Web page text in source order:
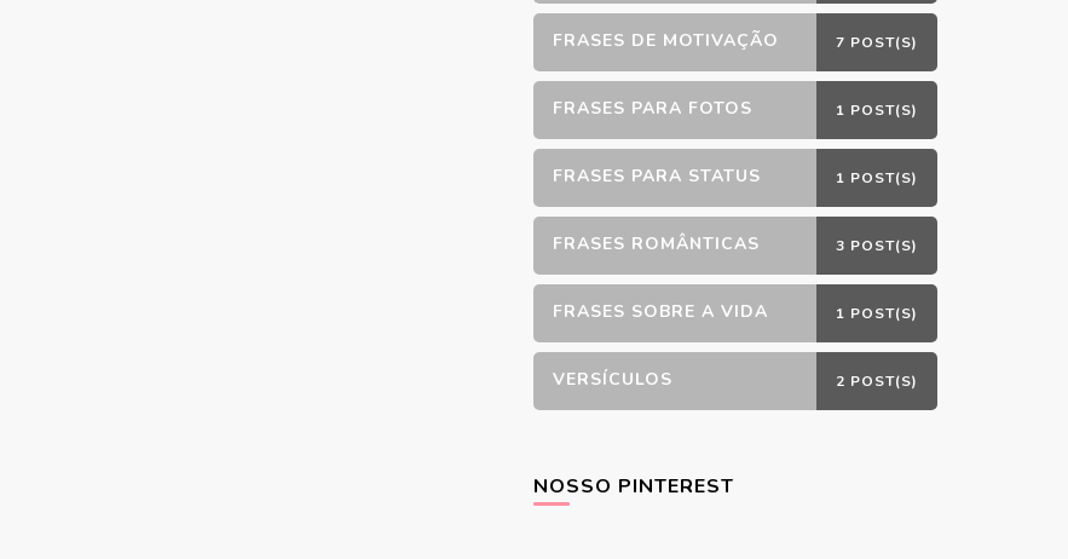
FRASES DE MOTIVAÇÃO 7 POST(S)
FRASES PARA FOTOS 1 POST(S)
FRASES PARA STATUS 1 POST(S)
FRASES ROMÂNTICAS 3 POST(S)
FRASES SOBRE A VIDA 1 POST(S)
VERSÍCULOS 2 POST(S)
NOSSO PINTEREST